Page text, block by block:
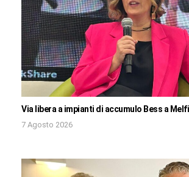
Via libera a impianti di accumulo Bess a
7 Agosto 2026